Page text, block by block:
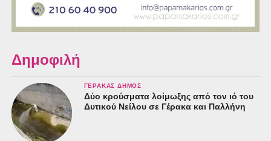
Δημοφιλή
ΓΈΡΑΚΑΣ ΔΉΜΟΣ
Δύο κρούσματα λοίμωξης από τον ιό του
Δυτικού Νείλου σε Γέρακα και Παλλήνη